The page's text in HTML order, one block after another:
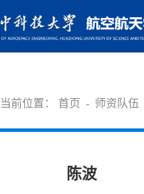
当前位置： 首页 - 师资队伍
陈波